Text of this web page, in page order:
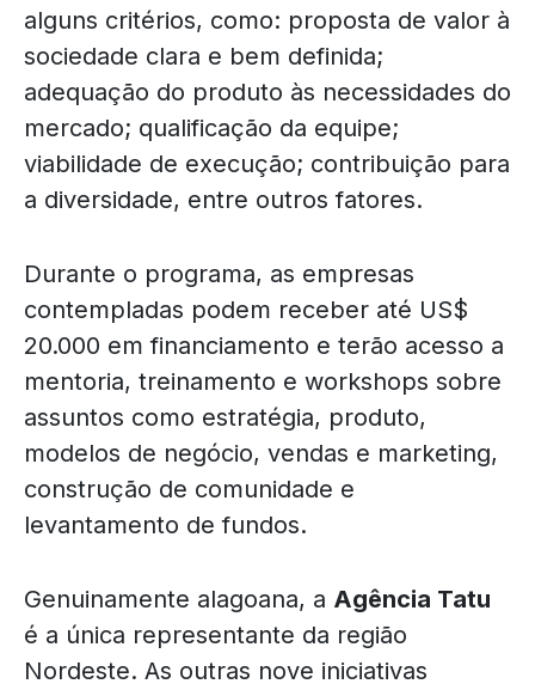
alguns critérios, como: proposta de valor à
sociedade clara e bem definida;
adequação do produto às necessidades do
mercado; qualificação da equipe;
viabilidade de execução; contribuição para
a diversidade, entre outros fatores.
Durante o programa, as empresas
contempladas podem receber até US$
20.000 em financiamento e terão acesso a
mentoria, treinamento e workshops sobre
assuntos como estratégia, produto,
modelos de negócio, vendas e marketing,
construção de comunidade e
levantamento de fundos.
Genuinamente alagoana, a Agência Tatu
é a única representante da região
Nordeste. As outras nove iniciativas